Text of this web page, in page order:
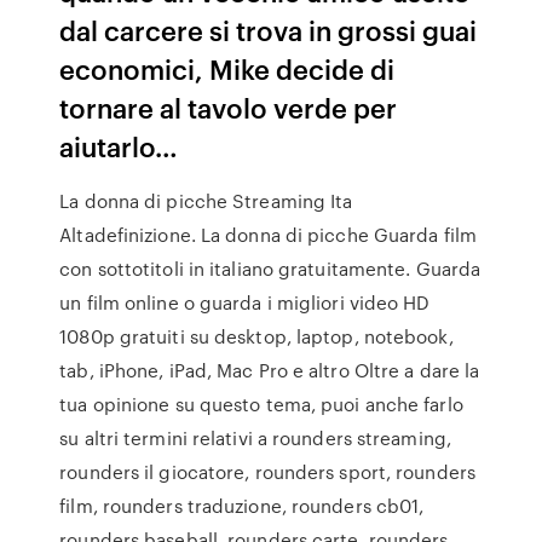
dal carcere si trova in grossi guai
economici, Mike decide di
tornare al tavolo verde per
aiutarlo…
La donna di picche Streaming Ita
Altadefinizione. La donna di picche Guarda film
con sottotitoli in italiano gratuitamente. Guarda
un film online o guarda i migliori video HD
1080p gratuiti su desktop, laptop, notebook,
tab, iPhone, iPad, Mac Pro e altro Oltre a dare la
tua opinione su questo tema, puoi anche farlo
su altri termini relativi a rounders streaming,
rounders il giocatore, rounders sport, rounders
film, rounders traduzione, rounders cb01,